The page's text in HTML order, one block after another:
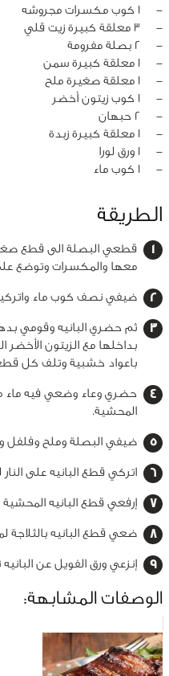
‏-
1 كوب مكسرات مجروشه
‏-
3 معلقة كبيرة زيت قلي
‏-
2 بصلة مفرومة
‏-
1 معلقة كبيرة سمن
‏-
1 معلقة صغيرة ملح
‏-
1 كوب زيتون أخضر
‏-
2 حبهان
‏-
1 معلقة كبيرة زبدة
‏-
1 ورق لورا
‏-
1 كوب ماء
الطريقة
قطعي البصلة الى قطع
معها والمكسرات وتوضع
ضيفي نصف كوب ماء واتركيه
ثم حضري البانيه وقومي
بداخلها مع الزيتون
باعواد خشبية وتلف كل
حضري وعاء وضعي فيه ماء
المحشية.
ضيفي البصلة وملح وفلفل
اتركي قطع البانيه على
إرفعي قطع البانيه
ضعي قطع البانيه بالثلاجة
إنزعي ورق الفويل عن
الوصفات المشابهة: